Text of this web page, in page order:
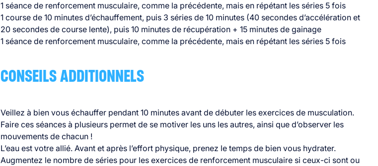
1 séance de renforcement musculaire, comme la précédente, mais en répétant les séries 5 fois
1 course de 10 minutes d’échauffement, puis 3 séries de 10 minutes (40 secondes d’accélération et
20 secondes de course lente), puis 10 minutes de récupération + 15 minutes de gainage
1 séance de renforcement musculaire, comme la précédente, mais en répétant les séries 5 fois
CONSEILS ADDITIONNELS
Veillez à bien vous échauffer pendant 10 minutes avant de débuter les exercices de musculation.
Faire ces séances à plusieurs permet de se motiver les uns les autres, ainsi que d’observer les
mouvements de chacun !
L’eau est votre allié. Avant et après l’effort physique, prenez le temps de bien vous hydrater.
Augmentez le nombre de séries pour les exercices de renforcement musculaire si ceux-ci sont ou